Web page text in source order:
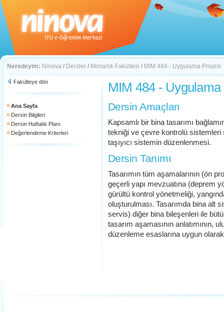
Neredeyim: Ninova / Dersler / Mimarlık Fakültesi / MIM 484 - Uygulama Projesi
Fakülteye dön
Ana Sayfa
Dersin Bilgileri
Dersin Haftalık Planı
Değerlendirme Kriterleri
MIM 484 - Uygulama
Dersin Amaçları
Kapsamlı bir bina tasarımı
tekniği ve çevre kontrolü sistemleri
taşıyıcı sistemin düzenlenmesi.
Dersin Tanımı
Tasarımın tüm aşamalarının (ön
geçerli yapı mevzuatına (deprem
gürültü kontrol yönetmeliği,
oluşturulması. Tasarımda bina alt
servis) diğer bina bileşenleri ile
tasarım aşamasının anlatımının,
düzenleme esaslarına uygun